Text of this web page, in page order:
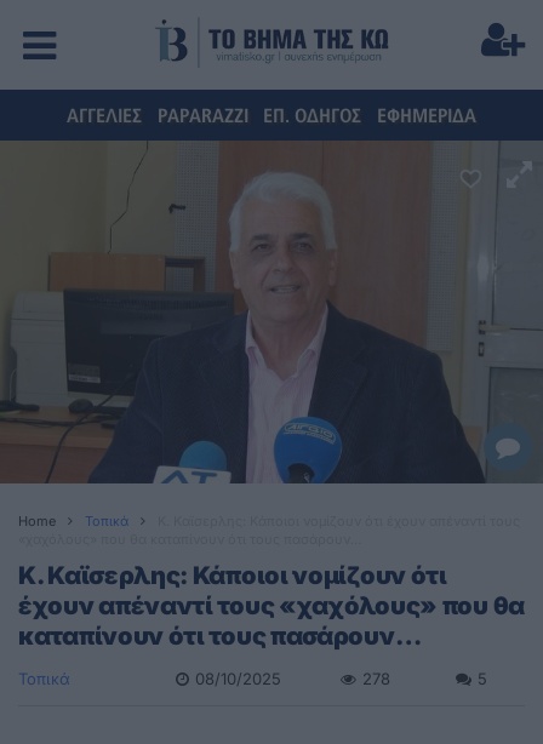
ΑΓΓΕΛΙΕΣ PAPARAZZI ΕΠ. ΟΔΗΓΟΣ ΕΦΗΜΕΡΙΔΑ
Home Τοπικά
Κ. Καϊσερλης: Κάποιοι νομίζουν ότι
έχουν απέναντί τους «χαχόλους» που θα
καταπίνουν ότι τους πασάρουν…
Τοπικά 08/10/2025 278 5